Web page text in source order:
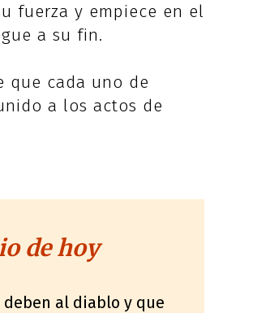
fuerza y empiece en el
a su fin.
que cada uno de
a los actos de
de hoy
al diablo y que